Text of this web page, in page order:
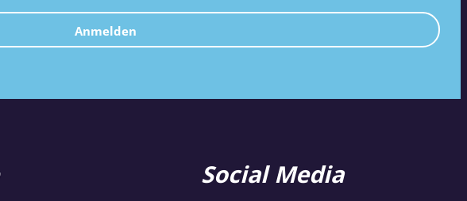
Anmelden
Social Media